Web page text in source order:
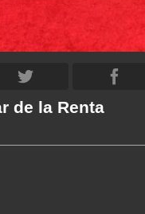
de la Renta